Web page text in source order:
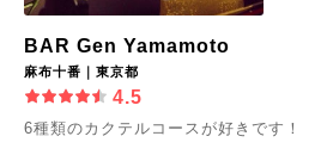
BAR Gen Yamamoto
麻布十番｜東京都
4.5
6種類のカクテルコースが好きです！